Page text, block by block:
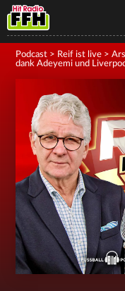
Podcast > Reif ist live >
dank Adeyemi und